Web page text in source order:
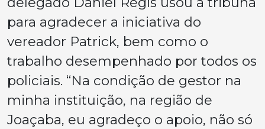
para agradecer a iniciativa do
vereador Patrick, bem como o
trabalho desempenhado por todos os
policiais. “Na condição de gestor na
minha instituição, na região de
Joaçaba, eu agradeço o apoio, não só